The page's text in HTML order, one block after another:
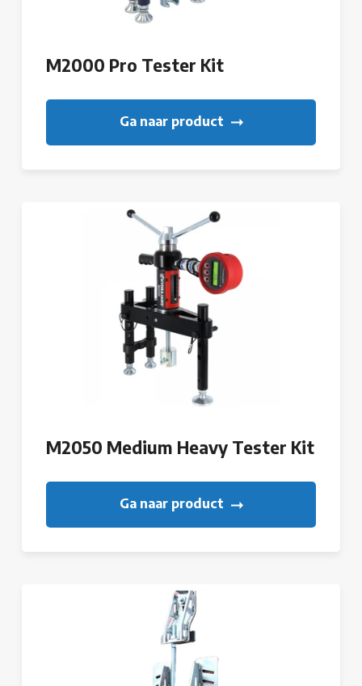
M2000 Pro Tester Kit
Ga naar product
M2050 Medium Heavy Tester Kit
Ga naar product